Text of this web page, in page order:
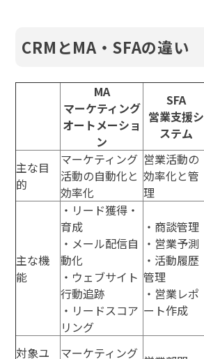
CRMとMA・SFAの違い
MA
マーケティング
オートメーショ
ン
SFA
営業支援シ
ステム
主な目
的
マーケティング
活動の自動化と
効率化
営業活動の
効率化と管
理
主な機
能
・リード獲得・
育成
・メール配信自
動化
・ウェブサイト
行動追跡
・リードスコア
リング
・商談管理
・営業予測
・活動履歴
管理
・営業レポ
ート作成
対象ユ
マーケティング